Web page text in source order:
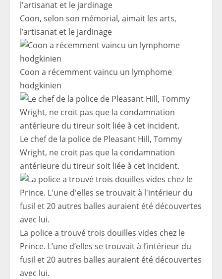
Coon, selon son mémorial, aimait les arts,
l’artisanat et le jardinage
Coon a récemment vaincu un lymphome
hodgkinien
Le chef de la police de Pleasant Hill, Tommy
Wright, ne croit pas que la condamnation
antérieure du tireur soit liée à cet incident.
La police a trouvé trois douilles vides chez le
Prince. L’une d’elles se trouvait à l’intérieur du
fusil et 20 autres balles auraient été découvertes
avec lui.